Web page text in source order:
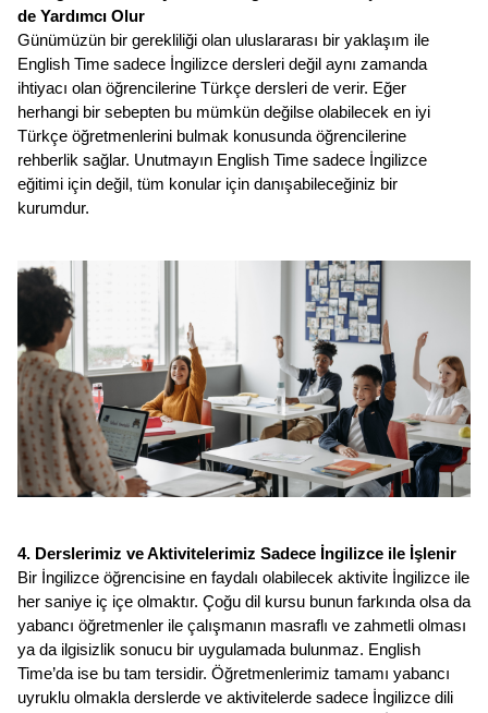
de Yardımcı Olur
Günümüzün bir gerekliliği olan uluslararası bir yaklaşım ile
English Time sadece İngilizce dersleri değil aynı zamanda
ihtiyacı olan öğrencilerine Türkçe dersleri de verir. Eğer
herhangi bir sebepten bu mümkün değilse olabilecek en iyi
Türkçe öğretmenlerini bulmak konusunda öğrencilerine
rehberlik sağlar. Unutmayın English Time sadece İngilizce
eğitimi için değil, tüm konular için danışabileceğiniz bir
kurumdur.
4. Derslerimiz ve Aktivitelerimiz Sadece İngilizce ile İşlenir
Bir İngilizce öğrencisine en faydalı olabilecek aktivite İngilizce ile
her saniye iç içe olmaktır. Çoğu dil kursu bunun farkında olsa da
yabancı öğretmenler ile çalışmanın masraflı ve zahmetli olması
ya da ilgisizlik sonucu bir uygulamada bulunmaz. English
Time’da ise bu tam tersidir. Öğretmenlerimiz tamamı yabancı
uyruklu olmakla derslerde ve aktivitelerde sadece İngilizce dili